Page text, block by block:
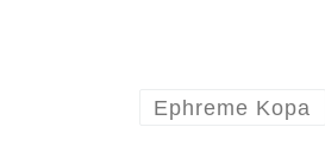
Ephreme Kopa